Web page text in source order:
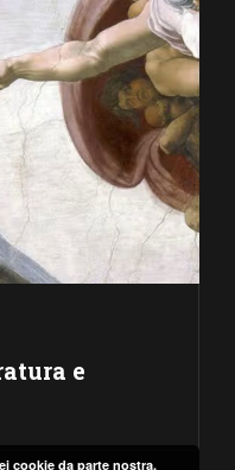
e
cookie da parte nostra.